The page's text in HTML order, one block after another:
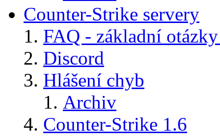
Counter-Strike servery
FAQ - základní
Discord
Hlášení chyb
Archiv
Counter-Strike 1.6